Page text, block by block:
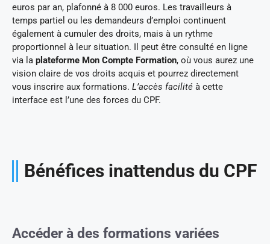
euros par an, plafonné à 8 000 euros. Les travailleurs à
temps partiel ou les demandeurs d’emploi continuent
également à cumuler des droits, mais à un rythme
proportionnel à leur situation. Il peut être consulté en ligne
via la plateforme Mon Compte Formation, où vous aurez une
vision claire de vos droits acquis et pourrez directement
vous inscrire aux formations. L’accès facilité à cette
interface est l’une des forces du CPF.
Bénéfices inattendus du CPF
Accéder à des formations variées